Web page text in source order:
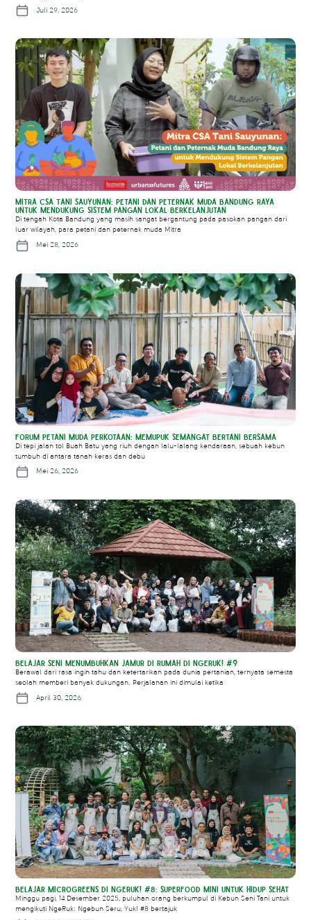
Juli 29, 2026
Mitra CSA Tani Sauyunan: Petani dan Peternak Muda Bandung Raya
untuk Mendukung Sistem Pangan Lokal Berkelanjutan
Di tengah Kota Bandung yang masih sangat bergantung pada pasokan pangan dari
luar wilayah, para petani dan peternak muda Mitra
Mei 28, 2026
Forum Petani Muda Perkotaan: Memupuk Semangat Bertani Bersama
Di tepi jalan tol Buah Batu yang riuh dengan lalu-lalang kendaraan, sebuah kebun
tumbuh di antara tanah keras dan debu
Mei 26, 2026
Belajar Seni Menumbuhkan Jamur di Rumah di NgeRuk! #9
Berawal dari rasa ingin tahu dan ketertarikan pada dunia pertanian, ternyata semesta
seolah memberi banyak dukungan. Perjalanan ini dimulai ketika
April 30, 2026
Belajar Microgreens di NgeRuk! #8: Superfood Mini untuk Hidup Sehat
Minggu pagi, 14 Desember 2025, puluhan orang berkumpul di Kebun Seni Tani untuk
mengikuti NgeRuk: Ngebun Seru, Yuk! #8 bertajuk